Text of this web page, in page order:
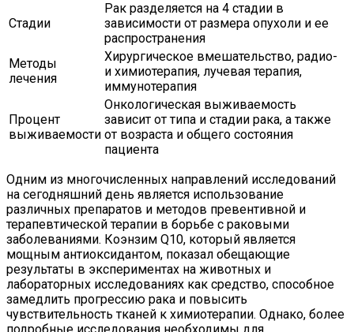
Стадии
Рак разделяется на 4 стадии в
зависимости от размера опухоли и ее
распространения
Методы
лечения
Хирургическое вмешательство, радио-
и химиотерапия, лучевая терапия,
иммунотерапия
Процент
выживаемости
Онкологическая выживаемость
зависит от типа и стадии рака, а также
от возраста и общего состояния
пациента
Одним из многочисленных направлений исследований
на сегодняшний день является использование
различных препаратов и методов превентивной и
терапевтической терапии в борьбе с раковыми
заболеваниями. Коэнзим Q10, который является
мощным антиоксидантом, показал обещающие
результаты в экспериментах на животных и
лабораторных исследованиях как средство, способное
замедлить прогрессию рака и повысить
чувствительность тканей к химиотерапии. Однако, более